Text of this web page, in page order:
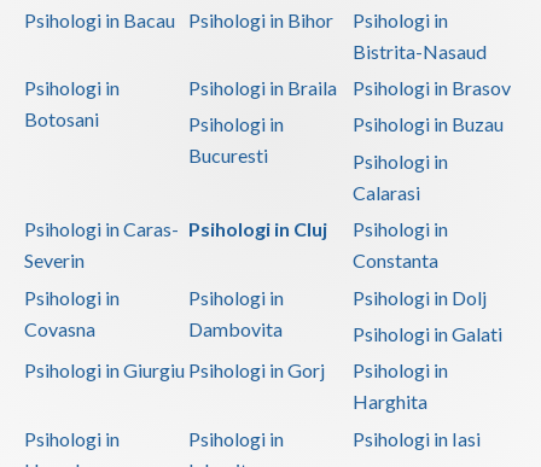
Psihologi in Bacau
Psihologi in Bihor
Psihologi in
Bistrita-Nasaud
Psihologi in
Botosani
Psihologi in Braila
Psihologi in Brasov
Psihologi in
Bucuresti
Psihologi in Buzau
Psihologi in
Calarasi
Psihologi in Caras-
Severin
Psihologi in Cluj
Psihologi in
Constanta
Psihologi in
Covasna
Psihologi in
Dambovita
Psihologi in Dolj
Psihologi in Galati
Psihologi in Giurgiu Psihologi in Gorj
Psihologi in
Harghita
Psihologi in
Psihologi in
Psihologi in Iasi